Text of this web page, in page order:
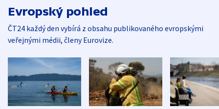
Evropský pohled
ČT24 každý den vybírá z obsahu publikovaného evropskými
veřejnými médii, členy Eurovize.